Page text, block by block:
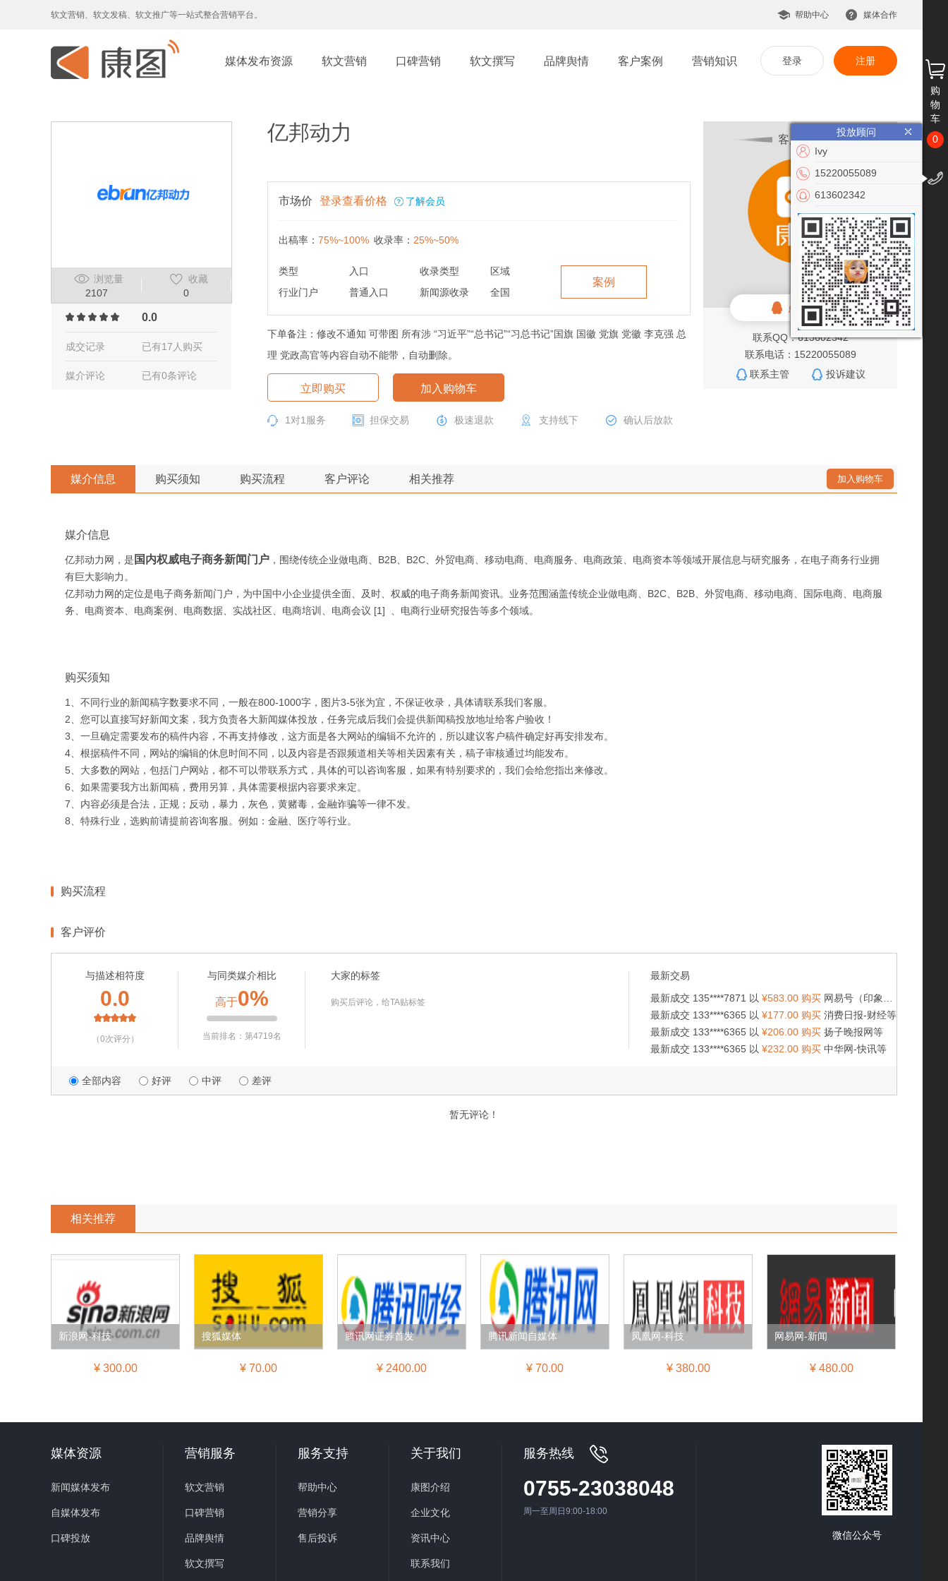
软文营销、软文发稿、软文推广等一站式整合营销平台。 帮助中心 媒体合作
登录 注册
媒体发布资源 软文营销 口碑营销 软文撰写 品牌舆情 客户案例 营销知识
浏览量
2107
收藏
0
0.0
成交记录 已有17人购买
媒介评论 已有0条评论
亿邦动力
市场价 登录查看价格 了解会员
出稿率： 75%~100% 收录率： 25%~50%
类型
行业门户
入口
普通入口
收录类型
新闻源收录
区域
全国
案例
下单备注：修改不通知 可带图 所有涉 “习近平”“总书记”“习总书记”国旗 国徽 党旗 党徽 李克强 总
理 党政高官等内容自动不能带，自动删除。
立即购买 加入购物车
1对1服务 担保交易 极速退款 支持线下 确认后放款
客服咨询
余欢
点击联系客服
联系QQ：613602342
联系电话：15220055089
联系主管
投诉建议
媒介信息 购买须知 购买流程 客户评论 相关推荐 加入购物车
媒介信息
亿邦动力网，是 国内权威电子商务新闻门户 ，围绕传统企业做电商、B2B、B2C、外贸电商、移动电商、电商服务、电商政策、电商资本等领域开展信息与研究服务，在电子商务行业拥
有巨大影响力。
亿邦动力网的定位是电子商务新闻门户，为中国中小企业提供全面、及时、权威的电子商务新闻资讯。业务范围涵盖传统企业做电商、B2C、B2B、外贸电商、移动电商、国际电商、电商服
务、电商资本、电商案例、电商数据、实战社区、电商培训、电商会议 [1] 、电商行业研究报告等多个领域。
购买须知
1、不同行业的新闻稿字数要求不同，一般在800-1000字，图片3-5张为宜，不保证收录，具体请联系我们客服。
2、您可以直接写好新闻文案，我方负责各大新闻媒体投放，任务完成后我们会提供新闻稿投放地址给客户验收！
3、一旦确定需要发布的稿件内容，不再支持修改，这方面是各大网站的编辑不允许的，所以建议客户稿件确定好再安排发布。
4、根据稿件不同，网站的编辑的休息时间不同，以及内容是否跟频道相关等相关因素有关，稿子审核通过均能发布。
5、大多数的网站，包括门户网站，都不可以带联系方式，具体的可以咨询客服，如果有特别要求的，我们会给您指出来修改。
6、如果需要我方出新闻稿，费用另算，具体需要根据内容要求来定。
7、内容必须是合法，正规；反动，暴力，灰色，黄赌毒，金融诈骗等一律不发。
8、特殊行业，选购前请提前咨询客服。例如：金融、医疗等行业。
购买流程
客户评价
与描述相符度
0.0
（0次评分）
与同类媒介相比
高于0%
当前排名：第4719名
大家的标签
购买后评论，给TA贴标签
最新交易
最新成交 135****7871 以 ¥583.00 购买 网易号（印象重庆）等
最新成交 133****6365 以 ¥177.00 购买 消费日报-财经等
最新成交 133****6365 以 ¥206.00 购买 扬子晚报网等
最新成交 133****6365 以 ¥232.00 购买 中华网-快讯等
全部内容 好评 中评 差评
暂无评论！
相关推荐
新浪网-科技
¥ 300.00
搜狐媒体
¥ 70.00
腾讯网证券首发
¥ 2400.00
腾讯新闻自媒体
¥ 70.00
凤凰网-科技
¥ 380.00
网易网-新闻
¥ 480.00
媒体资源
新闻媒体发布
自媒体发布
口碑投放
营销服务
软文营销
口碑营销
品牌舆情
软文撰写
服务支持
帮助中心
营销分享
售后投诉
关于我们
康图介绍
企业文化
资讯中心
联系我们
服务热线
0755-23038048
周一至周日9:00-18:00
微信公众号
购
物
车
0
投放顾问
Ivy
15220055089
613602342